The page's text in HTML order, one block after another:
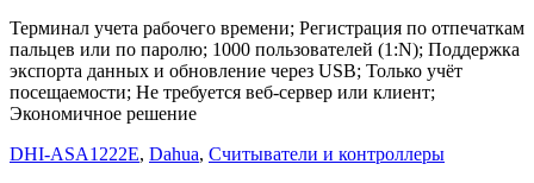
Терминал учета рабочего времени; Регистрация по отпечаткам
пальцев или по паролю; 1000 пользователей (1:N); Поддержка
экспорта данных и обновление через USB; Только учёт
посещаемости; Не требуется веб-сервер или клиент;
Экономичное решение
DHI-ASA1222E, Dahua, Считыватели и контроллеры